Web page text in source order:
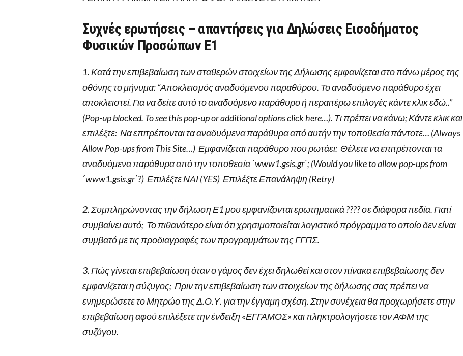
Συχνές ερωτήσεις – απαντήσεις για Δηλώσεις Εισοδήματος
Φυσικών Προσώπων Ε1
1. Κατά την επιβεβαίωση των σταθερών στοιχείων της Δήλωσης εμφανίζεται στο πάνω μέρος της
οθόνης το μήνυμα: “Αποκλεισμός αναδυόμενου παραθύρου. Το αναδυόμενο παράθυρο έχει
αποκλειστεί. Για να δείτε αυτό το αναδυόμενο παράθυρο ή περαιτέρω επιλογές κάντε κλικ εδώ..”
(Pop-up blocked. To see this pop-up or additional options click here…). Τι πρέπει να κάνω; Κάντε κλικ και
επιλέξτε: Να επιτρέπονται τα αναδυόμενα παράθυρα από αυτήν την τοποθεσία πάντοτε… (Always
Allow Pop-ups from This Site…) Εμφανίζεται παράθυρο που ρωτάει: Θέλετε να επιτρέπονται τα
αναδυόμενα παράθυρα από την τοποθεσία ΄www1.gsis.gr΄; (Would you like to allow pop-ups from
΄www1.gsis.gr΄?) Επιλέξτε ΝΑΙ (YES) Επιλέξτε Επανάληψη (Retry)
2. Συμπληρώνοντας την δήλωση Ε1 μου εμφανίζονται ερωτηματικά ???? σε διάφορα πεδία. Γιατί
συμβαίνει αυτό; Το πιθανότερο είναι ότι χρησιμοποιείται λογιστικό πρόγραμμα το οποίο δεν είναι
συμβατό με τις προδιαγραφές των προγραμμάτων της ΓΓΠΣ.
3. Πώς γίνεται επιβεβαίωση όταν ο γάμος δεν έχει δηλωθεί και στον πίνακα επιβεβαίωσης δεν
εμφανίζεται η σύζυγος; Πριν την επιβεβαίωση των στοιχείων της δήλωσης σας πρέπει να
ενημερώσετε το Μητρώο της Δ.Ο.Υ. για την έγγαμη σχέση. Στην συνέχεια θα προχωρήσετε στην
επιβεβαίωση αφού επιλέξετε την ένδειξη «ΕΓΓΑΜΟΣ» και πληκτρολογήσετε τον ΑΦΜ της
συζύγου.